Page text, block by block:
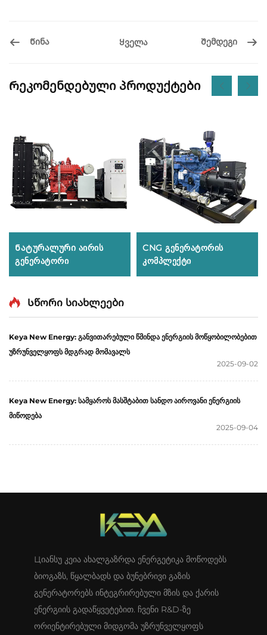
Წინა Ყველა Შემდეგი
Რეკომენდებული პროდუქტები
Ნატურალური აირის
გენერატორი
CNG გენერატორის
კომპლექტი
Სწორი სიახლეები
Keya New Energy: განვითარებული წმინდა ენერგიის მოწყობილობებით
უზრუნველყოფს მდგრად მომავალს
2025-09-02
Keya New Energy: სამყაროს მასშტაბით სანდო აიროვანი ენერგიის
მიწოდება
2025-09-04
Цიანსუ კეია ახალგაზრდა ენერგეტიკა მოწოდებს
ბიოგაზს, წყალბადს და ბუნებრივი გაზის
გენერატორებს ინტეგრირებული მზის და ქარის
ენერგიის გადაწყვეტებით. ჩვენი R&D-ზე
ორიენტირებული მიდგომა უზრუნველყოფს